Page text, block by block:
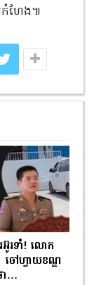
កំហែង៕
អ៊ូរទាំ! លោក
ៅហ្វាយខណ្ឌ
ា…